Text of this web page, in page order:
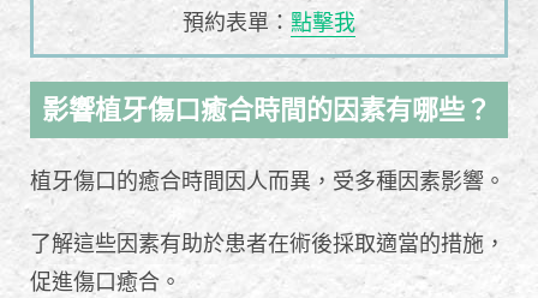
預約表單： 點擊我
影響植牙傷口癒合時間的因素有哪些？
植牙傷口的癒合時間因人而異，受多種因素影響。
了解這些因素有助於患者在術後採取適當的措施，
促進傷口癒合。